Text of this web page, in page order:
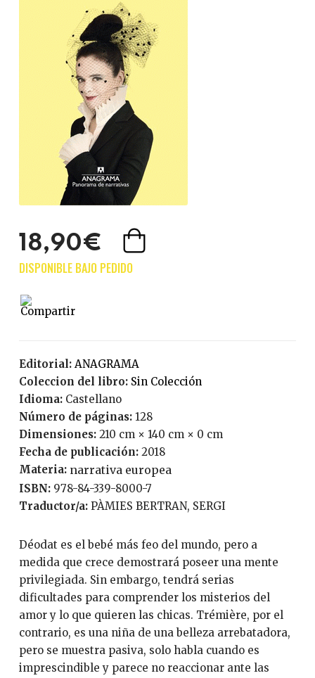
18,90€
Editorial:
ANAGRAMA
Coleccion del libro:
Sin Colección
Idioma:
Castellano
Número de páginas: 128
Dimensiones: 210 cm × 140 cm × 0 cm
Fecha de publicación:
2018
Materia: narrativa europea
ISBN:
978-84-339-8000-7
Traductor/a:
PÀMIES BERTRAN, SERGI
Déodat es el bebé más feo del mundo, pero a
medida que crece demostrará poseer una mente
privilegiada. Sin embargo, tendrá serias
dificultades para comprender los misterios del
amor y lo que quieren las chicas. Trémière, por el
contrario, es una niña de una belleza arrebatadora,
pero se muestra pasiva, solo habla cuando es
imprescindible y parece no reaccionar ante las